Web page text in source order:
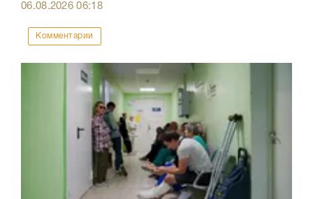
06.08.202606:18
Комментарии